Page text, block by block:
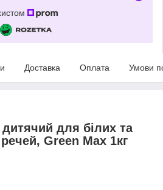
Доставка Оплата Умови
для білих та
Green Max 1кг